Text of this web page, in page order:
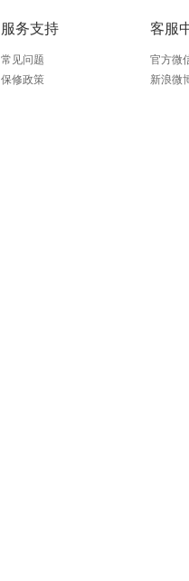
服务支持
常见问题
保修政策
客服
官方微
新浪微